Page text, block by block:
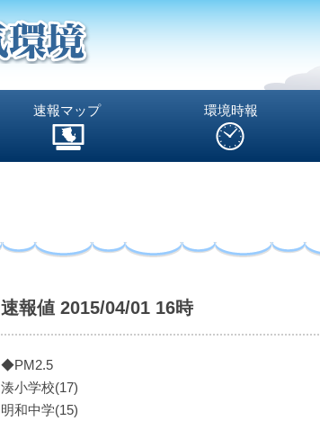
速報マップ 環境時報
速報値 2015/04/01 16時
◆PM2.5
湊小学校(17)
明和中学(15)